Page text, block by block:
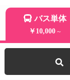
バス単体
￥10,000 ～